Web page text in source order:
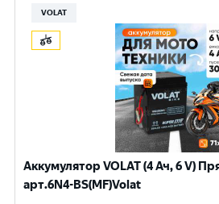
VOLAT
Аккумулятор VOLAT (4 Ач, 6 V)
арт.6N4-BS(MF)Volat